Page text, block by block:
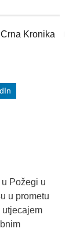
Crna Kronika
Požegi u
u prometu